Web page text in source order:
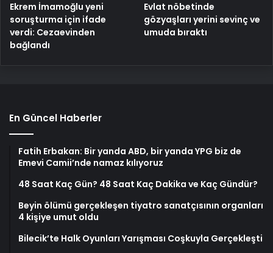
Ekrem İmamoğlu yeni
soruşturma için ifade
verdi: Cezaevinden
bağlandı
Evlat nöbetinde
gözyaşları yerini sevinç ve
umuda bıraktı
En Güncel Haberler
Fatih Erbakan: Bir yanda ABD, bir yanda YPG biz de
Emevi Camii’nde namaz kılıyoruz
48 Saat Kaç Gün? 48 Saat Kaç Dakika ve Kaç Gündür?
Beyin ölümü gerçekleşen tiyatro sanatçısının organları
4 kişiye umut oldu
Bilecik’te Halk Oyunları Yarışması Coşkuyla Gerçekleşti